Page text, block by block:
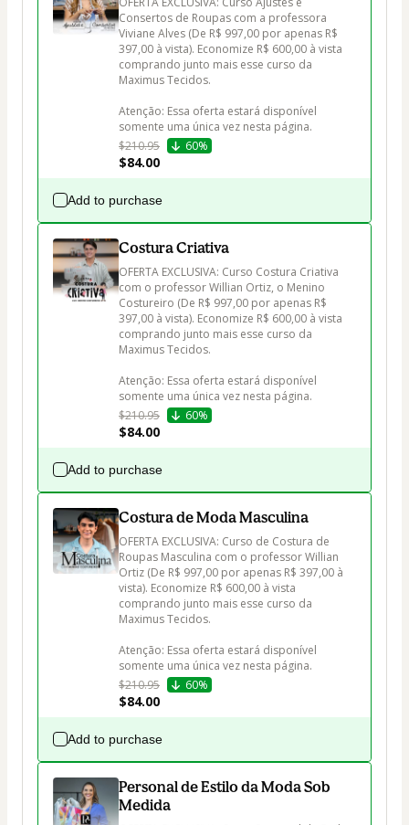
Consertos de Roupas com a professora
Viviane Alves (De R$ 997,00 por apenas R$
397,00 à vista). Economize R$ 600,00 à vista
comprando junto mais esse curso da
Maximus Tecidos.
Atenção: Essa oferta estará disponível
somente uma única vez nesta página.
$210.95
60%
$84.00
Add to purchase
Costura Criativa
OFERTA EXCLUSIVA: Curso Costura Criativa
com o professor Willian Ortiz, o Menino
Costureiro (De R$ 997,00 por apenas R$
397,00 à vista). Economize R$ 600,00 à vista
comprando junto mais esse curso da
Maximus Tecidos.
Atenção: Essa oferta estará disponível
somente uma única vez nesta página.
$210.95
60%
$84.00
Add to purchase
Costura de Moda Masculina
OFERTA EXCLUSIVA: Curso de Costura de
Roupas Masculina com o professor Willian
Ortiz (De R$ 997,00 por apenas R$ 397,00 à
vista). Economize R$ 600,00 à vista
comprando junto mais esse curso da
Maximus Tecidos.
Atenção: Essa oferta estará disponível
somente uma única vez nesta página.
$210.95
60%
$84.00
Add to purchase
Personal de Estilo da Moda Sob
Medida